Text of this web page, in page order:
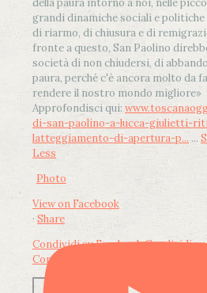
grandi dinamiche sociali e politiche
di riarmo, di chiusura e di
fronte a questo, San Paolino
società di non chiudersi, di
paura, perché c'è ancora molto da
rendere il nostro mondo migliore»
Approfondisci qui:
di-san-paolino-a-lucca-giulietti-
latteggiamento-di-apertura-p... ...
Less
Photo
View on Facebook
· Share
Condividi su FacebookCondividi
Condividi su LinkedIn